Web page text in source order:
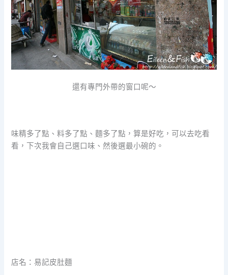
還有專門外帶的窗口呢～
味精多了點、料多了點、麵多了點，算是好吃，可以去吃看
看，下次我會自己選口味、然後選最小碗的。
店名：易記皮肚麵